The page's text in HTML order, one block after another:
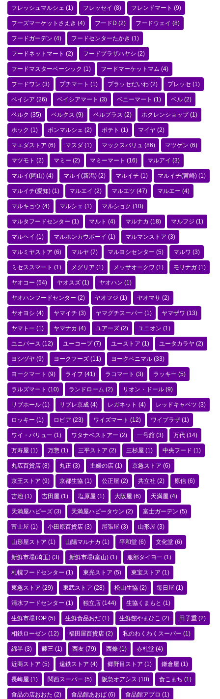
フレッシュマルシェ (1) フレッセイ (8) フレンドマート (9)
フーズマーケットさえき (4) フードD (2) フードウェイ (8)
フードガーデン (4) フードセンターたかき (1)
フードネットマート (2) フードプラザハヤシ (2)
フードマスターベーシック (1) フードマーケットマム (4)
フードワン (3) プチマート (1) プラッセだいわ (2) プレッセ (1)
ベイシア (26) ベイシアマート (3) ベニーマート (1) ベル (2)
ベルク (35) ベルクス (9) ベルプラス (2) ホクレンショップ(1)
ホック (1) ボンマルシェ (2) ポテト (1) マイヤ (2)
マエダストア (6) マスダ (1) マックスバリュ (86) マツゲン (6)
マツモト (2) マミー (2) マミーマート (16) マルアイ (3)
マルイ(岡山) (4) マルイ(新潟) (2) マルイチ (1) マルイチ(宮崎) (1)
マルイチ(愛知) (1) マルエイ (2) マルエツ (47) マルエー (4)
マルキョウ (4) マルシェ (1) マルショク (10)
マルタフードセンター (1) マルト (4) マルナカ (18) マルフジ (1)
マルヘイ (1) マルホンカウボーイ (1) マルマンストア (3)
マルミヤストア (6) マルヤ (7) マルヨシセンター (5) マルワ (3)
ミセススマート (1) メグリア (1) メッサオークワ (1) モリナガ (1)
ヤオコー (54) ヤオスズ (1) ヤオハン (1)
ヤオハンフードセンター (2) ヤオフジ (1) ヤオマサ (2)
ヤオヨシ (4) ヤマイチ (3) ヤマグチスーパー (1) ヤマザワ (13)
ヤマトー (1) ヤマナカ (4) ユアーズ (2) ユニオン (1)
ユニバース (12) ユーコープ(7) ユーストア (1) ユータカラヤ (2)
ヨシヅヤ (9) ヨークフーズ (11) ヨークベニマル (33)
ヨークマート (9) ライフ (41) ラコマート (3) ラッキー (5)
ラルズマート (10) ランドローム (2) リオン・ドール (9)
リブホール (1) リブレ京成 (4) レガネット (4) レッドキャベツ (3)
ロッキー (1) ロピア (23) ワイズマート (12) ワイプラザ (1)
ワイ・バリュー (1) ワタナベストアー (2) 一号舘 (3) 万代 (14)
万寿屋 (1) 万惣 (1) 三平ストア (2) 三杉屋 (1) 中央フード (1)
丸広百貨店 (8) 丸正 (3) 主婦の店 (1) 京急ストア (6)
京王ストア (9) 京都生協 (1) 公正屋 (2) 共立社 (2) 原信 (6)
吉池 (1) 吉田屋 (1) 塩原屋 (1) 大阪屋 (6) 天満屋 (4)
天満屋ハピーズ (3) 天満屋ハピータウン (2) 富士ガーデン (5)
富士屋 (1) 小田原百貨店 (3) 尾張屋 (3) 山形屋 (3)
山形屋ストア (1) 山陽マルナカ (1) 平和堂 (6) 文化堂 (6)
新鮮市場(埼玉) (3) 新鮮市場(富山) (1) 服部タイヨー (1)
札幌フードセンター (1) 東光ストア (5) 東宝ストア (1)
東急ストア (29) 東武ストア (28) 松山生協 (2) 毎日屋 (1)
清水フードセンター (1) 独立店 (144) 生協くまもと (1)
生鮮市場TOP (5) 生鮮食品おだ (1) 生鮮館やまひこ (2) 田子重 (2)
相鉄ローゼン (12) 福田屋百貨店 (2) 私のわくわくスーパー (1)
綿半 (3) 藤三 (1) 西友 (79) 西條 (1) 赤札堂 (4)
近商ストア (5) 遠鉄ストア (4) 郷野目ストア (1) 鎌倉屋 (1)
長崎屋 (1) 関西スーパー (5) 阪急オアシス (10) 食こまち (1)
食品の店おおた (2) 食品館あおば (6) 食品館アプロ (1)